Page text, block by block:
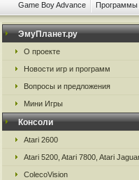
Game Boy Advance Программы
ЭмуПланет.ру
О проекте
Новости игр и программ
Вопросы и предложения
Мини Игры
Консоли
Atari 2600
Atari 5200, Atari 7800, Atari
ColecoVision